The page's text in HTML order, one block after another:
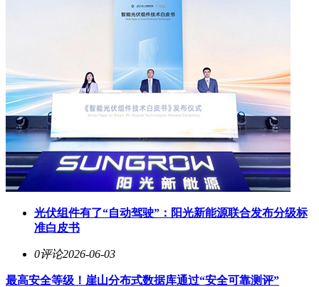
光伏组件有了“自动驾驶”：阳光新能源联合发布分级标
准白皮书
0评论2026-06-03
最高安全等级！崖山分布式数据库通过“安全可靠测评”